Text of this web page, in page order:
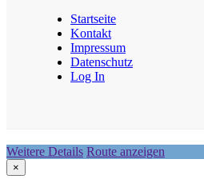
Startseite
Kontakt
Impressum
Datenschutz
Log In
Weitere Details Route anzeigen
×